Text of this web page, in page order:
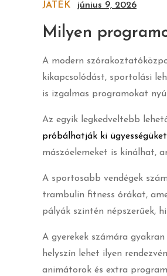
JÁTÉK június 9, 2026
Milyen
A modern
kikapcsolódást, sportolási
is izgalmas programokat
Az egyik legkedveltebb
próbálhatják ki ügyességüket
mászóelemeket is kínálhat,
A sportosabb vendégek
trambulin fitness órákat,
pályák szintén népszerűek,
A gyerekek számára
helyszín lehet ilyen
animátorok és extra